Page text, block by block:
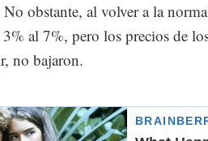
obstante, al volver a la
al 7%, pero los precios de
no bajaron.